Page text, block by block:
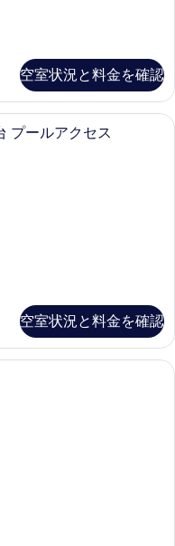
空室状況と料金を確認
具、ピロートップベッド、ミ
プールアクセス
空室状況と料金を確認
具、ピロートップベッド、ミ